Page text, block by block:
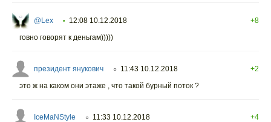
@Lex • 12:08 10.12.2018
+8
говно говорят к деньгам)))))
президент янукович ○ 11:43 10.12.2018
+2
это ж на каком они этаже , что такой бурный поток ?
IceMaNStyle ○ 11:33 10.12.2018
+4